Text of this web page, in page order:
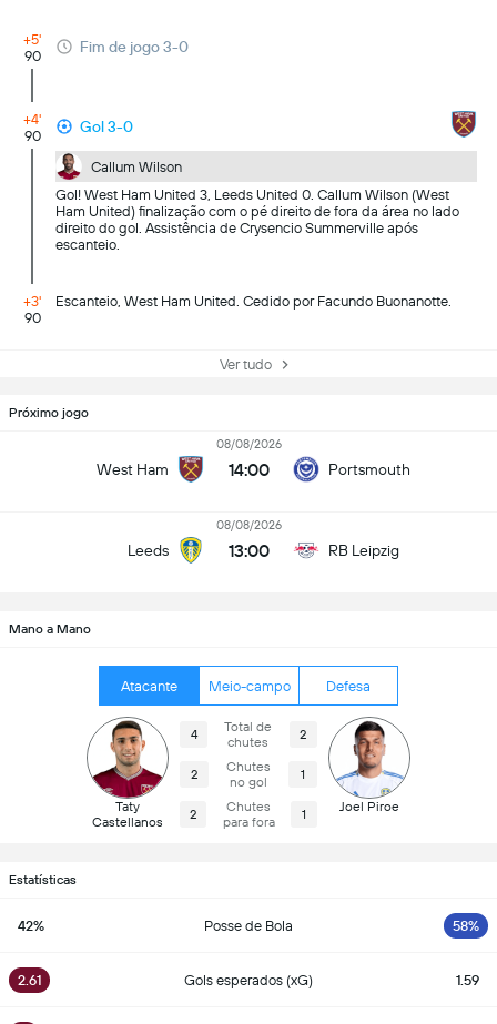
+5'
90
Fim de jogo 3-0
+4'
90
Gol 3-0
Callum Wilson
Gol! West Ham United 3, Leeds United 0. Callum Wilson (West
Ham United) finalização com o pé direito de fora da área no lado
direito do gol. Assistência de Crysencio Summerville após
escanteio.
+3'
90
Escanteio, West Ham United. Cedido por Facundo Buonanotte.
Ver tudo
Próximo jogo
West Ham
08/08/2026
14:00 Portsmouth
Leeds
08/08/2026
13:00 RB Leipzig
Mano a Mano
Atacante Meio-campo Defesa
Taty
Castellanos
4
Total de
chutes
2
2
Chutes
no gol
1
2
Chutes
para fora
1 Joel Piroe
Estatísticas
42% Posse de Bola 58%
2.61 Gols esperados (xG) 1.59